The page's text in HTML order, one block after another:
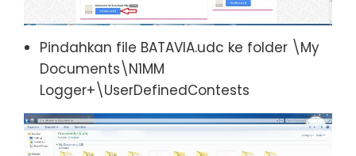
Pindahkan file BATAVIA.udc ke folder \My
Documents\N1MM
Logger+\UserDefinedContests